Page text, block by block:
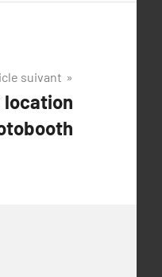
suivant
location